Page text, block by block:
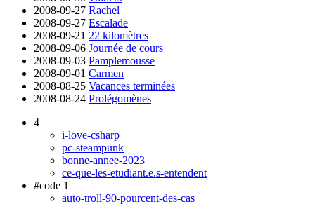
2008-09-27 Rachel
2008-09-27 Escalade
2008-09-21 22 kilomètres
2008-09-06 Journée de cours
2008-09-03 Pamplemousse
2008-09-01 Carmen
2008-08-25 Vacances terminées
2008-08-24 Prolégomènes
4
i-love-csharp
pc-steampunk
bonne-annee-2023
ce-que-les-etudiant.e.s-entendent
#code 1
auto-troll-90-pourcent-des-cas